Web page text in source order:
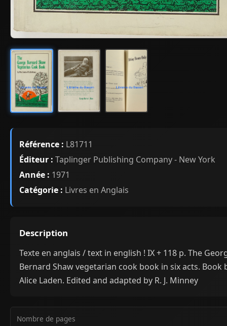
Référence : L81711
Éditeur : Taplinger Publishing Company - New York
Année : 1971
Catégorie : Livres en Anglais
Description
Texte en anglais / text in english ! IX + 118 p. The
Bernard Shaw vegetarian cook book in six acts. Book
Alice Laden. Edited and adapted by R. J. Minney
Nombre de pages